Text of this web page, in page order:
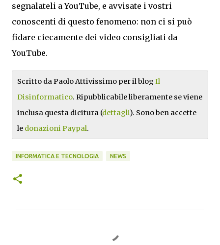
segnalateli a YouTube, e avvisate i vostri
conoscenti di questo fenomeno: non ci si può
fidare ciecamente dei video consigliati da
YouTube.
Scritto da Paolo Attivissimo per il blog Il
Disinformatico. Ripubblicabile liberamente se viene
inclusa questa dicitura (dettagli). Sono ben accette
le donazioni Paypal.
INFORMATICA E TECNOLOGIA NEWS